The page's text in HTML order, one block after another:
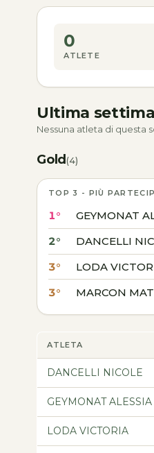
0
ATLETE
Ultima
Nessuna atleta di questa
Gold(4)
TOP 3 - PIÙ
1° GEYMONAT
2° DANCELLI
3° LODA
3° MARCON
ATLETA
DANCELLI NICOLE
GEYMONAT ALESSIA
LODA VICTORIA